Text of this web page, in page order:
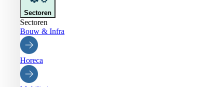
Sectoren
Sectoren
Bouw & Infra
Horeca